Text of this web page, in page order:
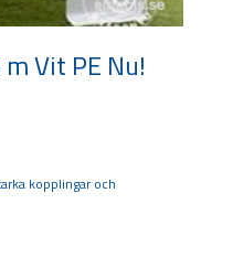
Vit PE Nu!
kopplingar och